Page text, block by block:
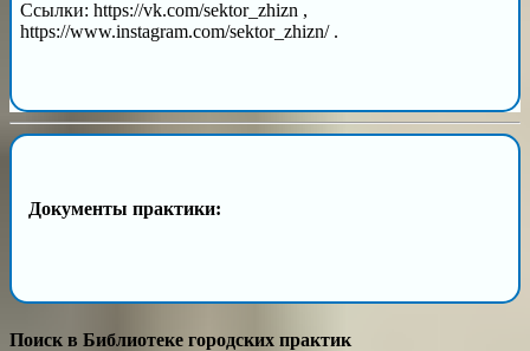
Ссылки: https://vk.com/sektor_zhizn ,
https://www.instagram.com/sektor_zhizn/ .
Документы практики:
Поиск в Библиотеке городских практик